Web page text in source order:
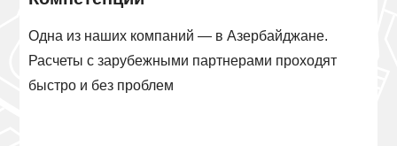
Одна из наших компаний — в Азербайджане.
Расчеты с зарубежными партнерами проходят
быстро и без проблем